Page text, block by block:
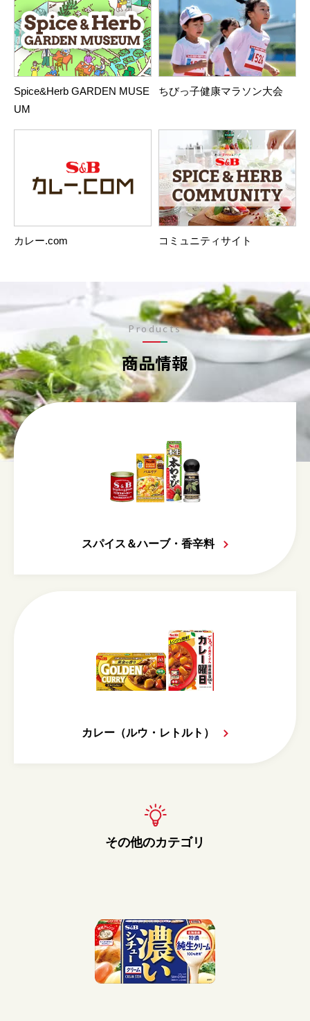
Spice&Herb GARDEN MUSE
UM
ちびっ子健康マラソン大会
カレー.com コミュニティサイト
商品情報
Products
スパイス＆ハーブ・香辛料
カレー（ルウ・レトルト）
その他のカテゴリ